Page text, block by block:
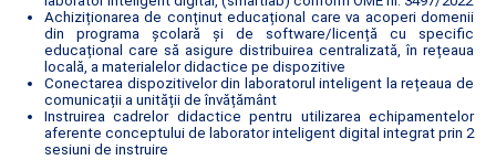
Achiziționarea de conținut educațional care va acoperi domenii
din programa școlară și de software/licență cu specific
educațional care să asigure distribuirea centralizată, în rețeaua
locală, a materialelor didactice pe dispozitive
Conectarea dispozitivelor din laboratorul inteligent la rețeaua de
comunicații a unității de învățământ
Instruirea cadrelor didactice pentru utilizarea echipamentelor
aferente conceptului de laborator inteligent digital integrat prin 2
sesiuni de instruire